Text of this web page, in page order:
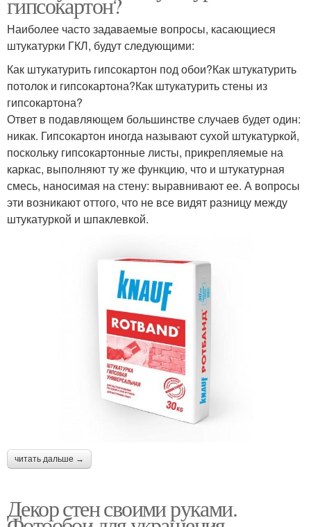
Наиболее часто задаваемые вопросы, касающиеся
штукатурки ГКЛ, будут следующими:
Как штукатурить гипсокартон под обои?Как штукатурить
потолок и гипсокартона?Как штукатурить стены из
гипсокартона?
Ответ в подавляющем большинстве случаев будет один:
никак. Гипсокартон иногда называют сухой штукатуркой,
поскольку гипсокартонные листы, прикрепляемые на
каркас, выполняют ту же функцию, что и штукатурная
смесь, наносимая на стену: выравнивают ее. А вопросы
эти возникают оттого, что не все видят разницу между
штукатуркой и шпаклевкой.
читать дальше →
Декор стен своими руками.